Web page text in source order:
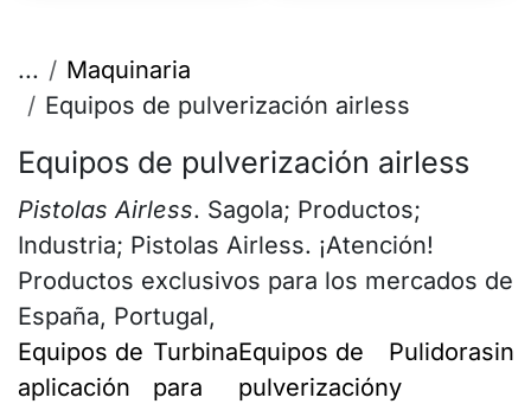
...
Maquinaria
Equipos de pulverización airless
Equipos de pulverización airless
Pistolas Airless. Sagola; Productos;
Industria; Pistolas Airless. ¡Atención!
Productos exclusivos para los mercados de
España, Portugal,
Equipos de
aplicación
Turbina
para
Equipos de
pulverización
Pulidoras
y